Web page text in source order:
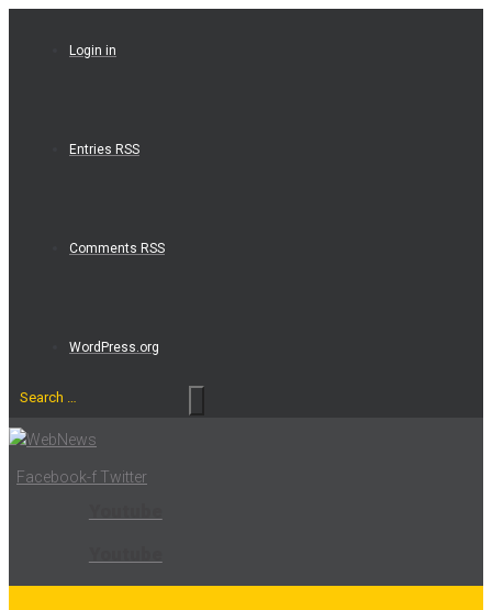
Login in
Entries RSS
Comments RSS
WordPress.org
Search
Facebook-f Twitter